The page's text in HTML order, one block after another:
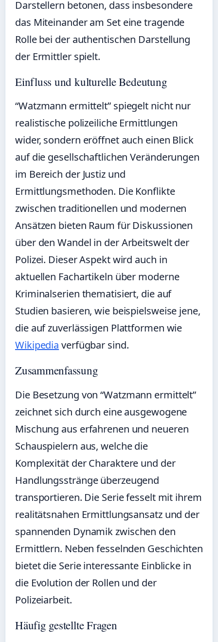
Darstellern betonen, dass insbesondere
das Miteinander am Set eine tragende
Rolle bei der authentischen Darstellung
der Ermittler spielt.
Einfluss und kulturelle Bedeutung
“Watzmann ermittelt” spiegelt nicht nur
realistische polizeiliche Ermittlungen
wider, sondern eröffnet auch einen Blick
auf die gesellschaftlichen Veränderungen
im Bereich der Justiz und
Ermittlungsmethoden. Die Konflikte
zwischen traditionellen und modernen
Ansätzen bieten Raum für Diskussionen
über den Wandel in der Arbeitswelt der
Polizei. Dieser Aspekt wird auch in
aktuellen Fachartikeln über moderne
Kriminalserien thematisiert, die auf
Studien basieren, wie beispielsweise jene,
die auf zuverlässigen Plattformen wie
Wikipedia verfügbar sind.
Zusammenfassung
Die Besetzung von “Watzmann ermittelt”
zeichnet sich durch eine ausgewogene
Mischung aus erfahrenen und neueren
Schauspielern aus, welche die
Komplexität der Charaktere und der
Handlungsstränge überzeugend
transportieren. Die Serie fesselt mit ihrem
realitätsnahen Ermittlungsansatz und der
spannenden Dynamik zwischen den
Ermittlern. Neben fesselnden Geschichten
bietet die Serie interessante Einblicke in
die Evolution der Rollen und der
Polizeiarbeit.
Häufig gestellte Fragen